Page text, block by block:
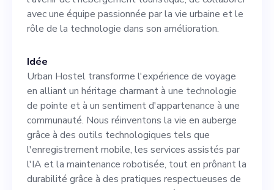
à affiner nos solutions
technologiques existantes, à
élaborer des plans de
croissance stratégiques axés
sur la technologie et à
diriger une équipe
enthousiaste vers notre
vision de devenir un leader
avec une équipe passionnée par la vie urbaine et le
rôle de la technologie dans son amélioration.
Idée
Urban Hostel transforme l'expérience de voyage
en alliant un héritage charmant à une technologie
de pointe et à un sentiment d'appartenance à une
communauté. Nous réinventons la vie en auberge
grâce à des outils technologiques tels que
l'enregistrement mobile, les services assistés par
l'IA et la maintenance robotisée, tout en prônant la
durabilité grâce à des pratiques respectueuses de